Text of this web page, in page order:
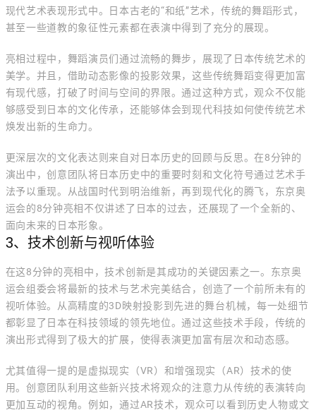
现代艺术表现形式中。日本古老的“和纸”艺术，传统的舞蹈形式，
甚至一些道教的象征性元素都在表演中得到了充分的展现。
亮相过程中，舞蹈演员们通过流畅的舞步，展现了日本传统艺术的
美学。并且，借助动态影像的投影效果，这些传统舞蹈变得更加富
有现代感，打破了时间与空间的界限。通过这种方式，观众不仅能
够感受到日本的文化传承，还能够体会到现代科技如何使传统艺术
焕发出新的生命力。
更深层次的文化表达则来自对日本历史的回顾与反思。在8分钟的
演出中，创意团队将日本历史中的重要时刻和文化符号通过艺术手
法予以重现。从战国时代到明治维新，再到现代化的腾飞，东京奥
运会的8分钟亮相不仅讲述了日本的过去，还展现了一个全新的、
面向未来的日本形象。
3、技术创新与视听体验
在这8分钟的亮相中，技术创新是其成功的关键因素之一。东京奥
运会组委会将最新的技术与艺术完美结合，创造了一个前所未有的
视听体验。从高精度的3D映射投影到先进的舞台机械，每一处细节
都彰显了日本在科技领域的领先地位。通过这些技术手段，传统的
演出形式得到了极大的扩展，使得表演更加富有层次和动态感。
尤其值得一提的是虚拟现实（VR）和增强现实（AR）技术的使
用。创意团队利用这些新兴技术将观众的注意力从传统的表演转向
更加互动的视角。例如，通过AR技术，观众可以看到历史人物或文